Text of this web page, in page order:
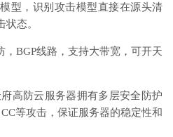
型，识别攻击模型直接在源头清
态。
，BGP线路，支持大带宽，可开天
高防云服务器拥有多层安全防护
等攻击，保证服务器的稳定性和